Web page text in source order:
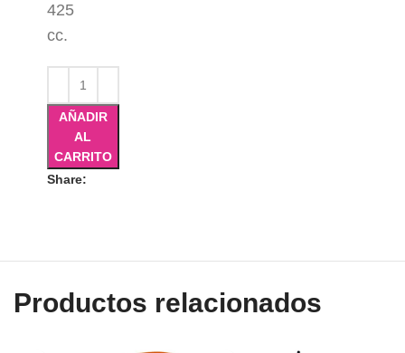
425
cc.
AÑADIR
AL
CARRITO
Share:
Productos relacionados